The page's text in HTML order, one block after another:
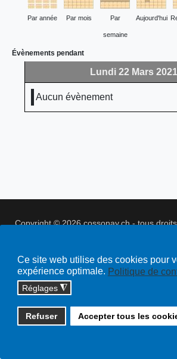
Ce site web utilise des cookies pour
expérience optimale. Politique de
Réglages ◮
Refuser Accepter tous les
Par année Par mois Par
semaine
Aujourd'hui
Évènements pendant
Lundi 22 Mars 2021
Aucun évènement
Copyright © 2026 cossonay.ch - tous
Plan du site